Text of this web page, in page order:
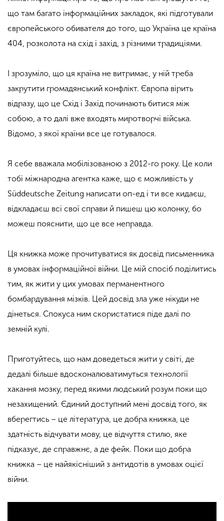
що там багато інформаційних закладок, які підготували
європейського обивателя до того, що Україна це країна
404, розколота на схід і захід, з різними традиціями.
І зрозуміло, що ця країна не витримає, у ній треба
закрутити громадянський конфлікт. Європа вірить
відразу, що це Схід і Захід починають битися між
собою, а то далі вже входять миротворчі війська.
Відомо, з якої країни все це готувалося.
Я себе вважала мобілізованою з 2012-го року. Це коли
тобі міжнародна агентка каже, що є можливість у
Süddeutsche Zeitung написати оп-ед і ти все кидаєш,
відкладаєш всі свої справи й пишеш цю колонку, бо
можеш пояснити, що це все неправда.
Ця книжка може прочитуватися як досвід письменника
в умовах інформаційної війни. Це мій спосіб поділитись
тим, як жити у цих умовах перманентного
бомбардування мізків. Цей досвід зла уже нікуди не
дінеться. Спокуса ним скористатися піде далі по
земній кулі.
Приготуйтесь, що нам доведеться жити у світі, де
дедалі більше вдосконалюватимуться технології
хакання мозку, перед якими людський розум поки що
незахищений. Єдиний доступний мені досвід того, як
вберегтись – це література, це добра книжка, це
здатність відчувати мову, це відчуття стилю, яке
підказує, де справжнє, а де фейк. Поки що добра
книжка – це найякісніший з антидотів в умовах оцієї
війни.